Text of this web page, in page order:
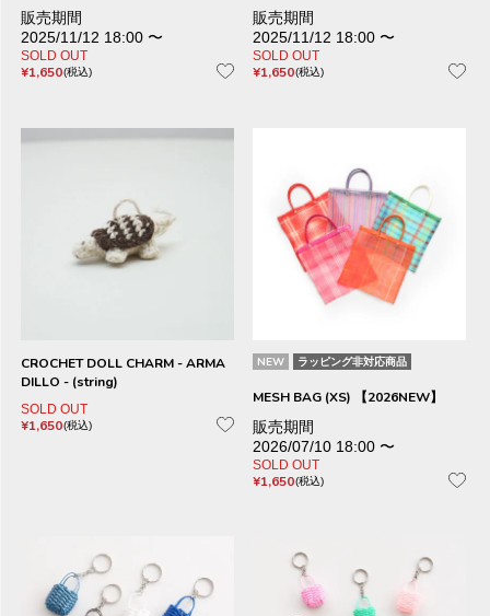
販売期間
2025/11/12 18:00 〜
SOLD OUT
¥1,650 税込
販売期間
2025/11/12 18:00 〜
SOLD OUT
¥1,650 税込
CROCHET DOLL CHARM - ARMA
DILLO - (string)
SOLD OUT
¥1,650 税込
NEW ラッピング非対応商品
MESH BAG (XS) 【2026NEW】
販売期間
2026/07/10 18:00 〜
SOLD OUT
¥1,650 税込